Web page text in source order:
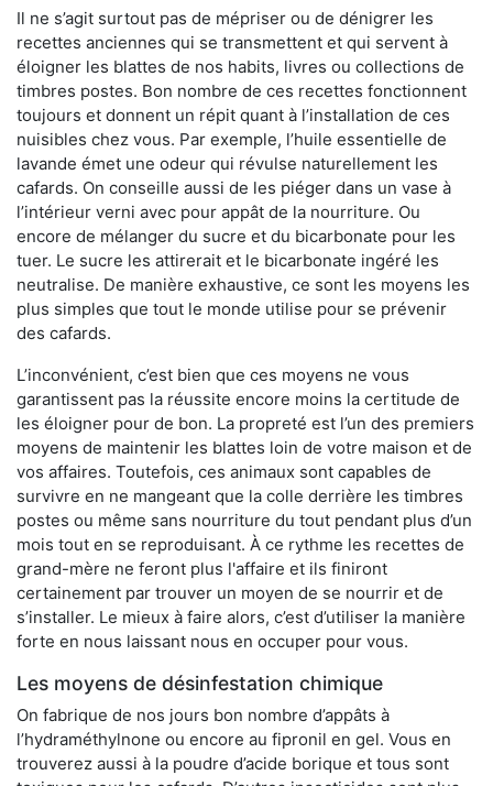
Il ne s’agit surtout pas de mépriser ou de dénigrer les
recettes anciennes qui se transmettent et qui servent à
éloigner les blattes de nos habits, livres ou collections de
timbres postes. Bon nombre de ces recettes fonctionnent
toujours et donnent un répit quant à l’installation de ces
nuisibles chez vous. Par exemple, l’huile essentielle de
lavande émet une odeur qui révulse naturellement les
cafards. On conseille aussi de les piéger dans un vase à
l’intérieur verni avec pour appât de la nourriture. Ou
encore de mélanger du sucre et du bicarbonate pour les
tuer. Le sucre les attirerait et le bicarbonate ingéré les
neutralise. De manière exhaustive, ce sont les moyens les
plus simples que tout le monde utilise pour se prévenir
des cafards.
L’inconvénient, c’est bien que ces moyens ne vous
garantissent pas la réussite encore moins la certitude de
les éloigner pour de bon. La propreté est l’un des premiers
moyens de maintenir les blattes loin de votre maison et de
vos affaires. Toutefois, ces animaux sont capables de
survivre en ne mangeant que la colle derrière les timbres
postes ou même sans nourriture du tout pendant plus d’un
mois tout en se reproduisant. À ce rythme les recettes de
grand-mère ne feront plus l'affaire et ils finiront
certainement par trouver un moyen de se nourrir et de
s’installer. Le mieux à faire alors, c’est d’utiliser la manière
forte en nous laissant nous en occuper pour vous.
Les moyens de désinfestation chimique
On fabrique de nos jours bon nombre d’appâts à
l’hydraméthylnone ou encore au fipronil en gel. Vous en
trouverez aussi à la poudre d’acide borique et tous sont